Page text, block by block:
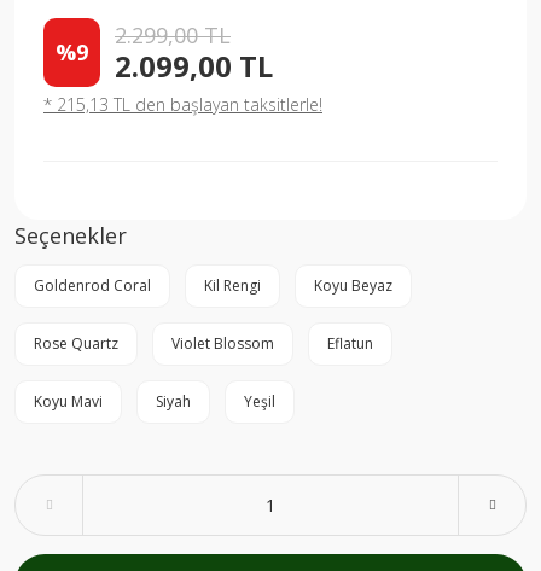
%9
2.299,00 TL
2.099,00 TL
* 215,13 TL den başlayan taksitlerle!
Seçenekler
Goldenrod Coral Kil Rengi Koyu Beyaz
Rose Quartz Violet Blossom Eflatun
Koyu Mavi Siyah Yeşil